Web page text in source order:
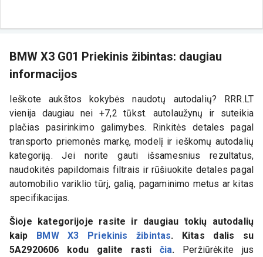
BMW X3 G01 Priekinis žibintas: daugiau
informacijos
Ieškote aukštos kokybės naudotų autodalių? RRR.LT
vienija daugiau nei +7,2 tūkst. autolaužynų ir suteikia
plačias pasirinkimo galimybes. Rinkitės detales pagal
transporto priemonės markę, modelį ir ieškomų autodalių
kategoriją. Jei norite gauti išsamesnius rezultatus,
naudokitės papildomais filtrais ir rūšiuokite detales pagal
automobilio variklio tūrį, galią, pagaminimo metus ar kitas
specifikacijas.
Šioje kategorijoje rasite ir daugiau tokių autodalių
kaip BMW X3 Priekinis žibintas. Kitas dalis su
5A2920606 kodu galite rasti čia. Peržiūrėkite jus